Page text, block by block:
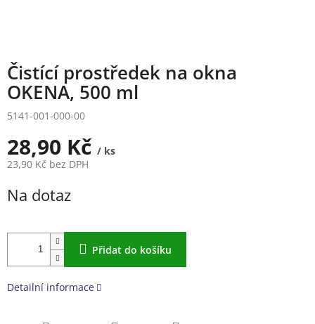
Čistící prostředek na okna
OKENA, 500 ml
5141-001-000-00
28,90 Kč / ks
23,90 Kč bez DPH
cena:
Na dotaz
Přidat do košíku
Detailní informace